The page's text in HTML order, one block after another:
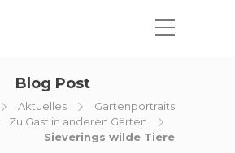
Blog Post
Aktuelles
Gartenportraits
Zu Gast in anderen Gärten
Sieverings wilde Tiere